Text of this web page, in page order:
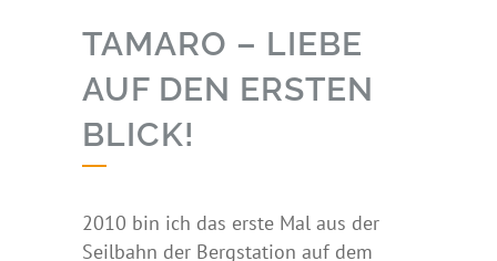
TAMARO – LIEBE
AUF DEN ERSTEN
BLICK!
2010 bin ich das erste Mal aus der
Seilbahn der Bergstation auf dem